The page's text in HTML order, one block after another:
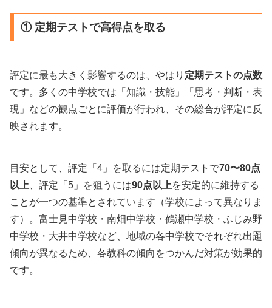
① 定期テストで高得点を取る
評定に最も大きく影響するのは、やはり 定期テストの点数
です。多くの中学校では「知識・技能」「思考・判断・表
現」などの観点ごとに評価が行われ、その総合が評定に反
映されます。
目安として、評定「4」を取るには定期テストで70〜80点
以上 、評定「5」を狙うには90点以上を安定的に維持する
ことが一つの基準とされています（学校によって異なりま
す）。富士見中学校・南畑中学校・鶴瀬中学校・ふじみ野
中学校・大井中学校など、地域の各中学校でそれぞれ出題
傾向が異なるため、各教科の傾向をつかんだ対策が効果的
です。